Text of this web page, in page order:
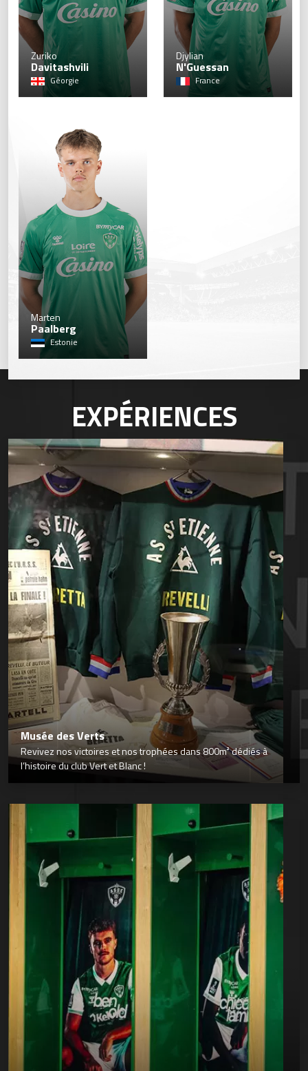
22
Zuriko
Davitashvili
Géorgie
Djylian
N'Guessan
France
Marten
Paalberg
Estonie
EXPÉRIENCES
Musée des Verts
Revivez nos victoires et nos trophées dans 800m² dédiés à
l’histoire du club Vert et Blanc !